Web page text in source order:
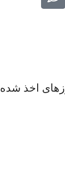
اخذ شده